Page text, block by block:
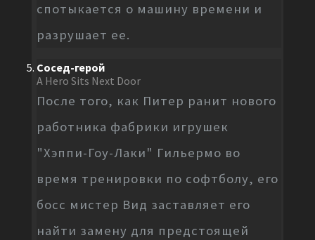
спотыкается о машину времени и
разрушает ее.
Сосед-герой
A Hero Sits Next Door
После того, как Питер ранит нового
работника фабрики игрушек
"Хэппи-Гоу-Лаки" Гильермо во
время тренировки по софтболу, его
босс мистер Вид заставляет его
найти замену для предстоящей